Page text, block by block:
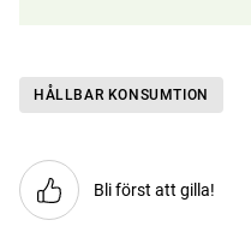
HÅLLBAR KONSUMTION
Bli först att gilla!